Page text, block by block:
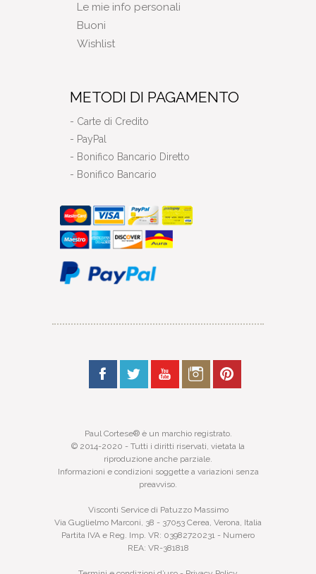
Le mie info personali
Buoni
Wishlist
METODI DI PAGAMENTO
- Carte di Credito
- PayPal
- Bonifico Bancario Diretto
- Bonifico Bancario
Paul Cortese® è un marchio registrato.
© 2014-2020 - Tutti i diritti riservati, vietata la
riproduzione anche parziale.
Informazioni e condizioni soggette a variazioni senza
preavviso.
Visconti Service di Patuzzo Massimo
Via Guglielmo Marconi, 38 - 37053 Cerea, Verona, Italia
Partita IVA e Reg. Imp. VR: 03982720231 - Numero
REA: VR-381818